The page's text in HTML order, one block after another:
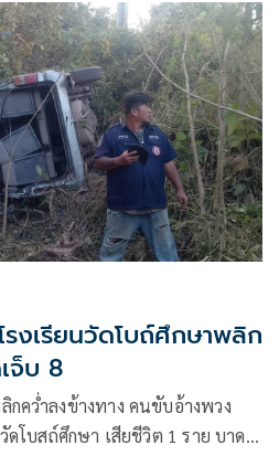
บัญชาทราบ พร้อมประสานไปยัง
ทักษ์กาญจน์ และ แพทย์เวรโรง
กิดเหตุ
รงเรียนวัดโบถ์ศึกษาพลิก
จ็บ 8
คว่ำลงข้างทาง คนขับอ้างพวง
ดโบสถ์ศึกษา เสียชีวิต 1 ราย บาด